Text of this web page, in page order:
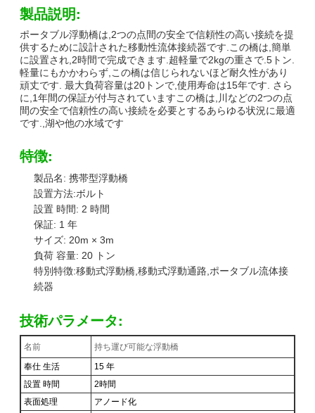
製品説明:
ポータブル浮動橋は,2つの点間の安全で信頼性の高い接続を提
供するために設計された移動性流体接続器です.この橋は,簡単
に設置され,2時間で完成できます.超軽量で2kgの重さで.5トン.
軽量にもかかわらず,この橋は信じられないほど耐久性があり
頑丈です. 最大負荷容量は20トンで,使用寿命は15年です. さら
に,1年間の保証が付与されていますこの橋は,川などの2つの点
間の安全で信頼性の高い接続を必要とするあらゆる状況に最適
です.,湖や他の水域です
特徴:
製品名: 携帯型浮動橋
設置方法:ボルト
設置 時間: 2 時間
保証: 1 年
サイズ: 20m × 3m
負荷 容量: 20 トン
特別特徴:移動式浮動橋,移動式浮動通路,ポータブル流体接
続器
技術パラメータ:
名前
持ち運び可能な浮動橋
奉仕 生活
15 年
設置 時間
2時間
表面処理
アノード化